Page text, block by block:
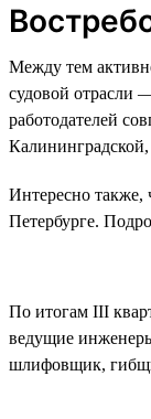
Между тем
судовой отрасли
работодателей
Интересно также,
Петербурге.
По итогам III
ведущие
шлифовщик,